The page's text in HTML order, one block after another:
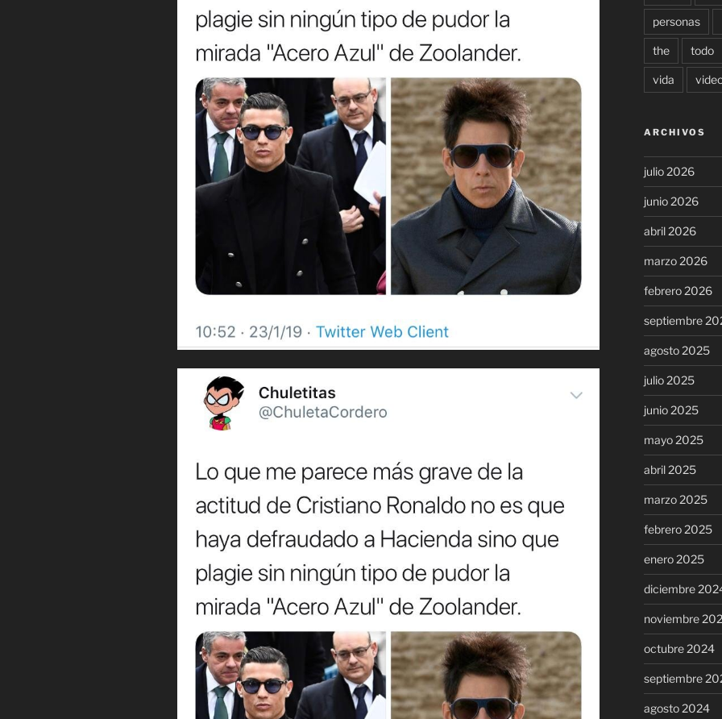
personas
the todo
vida
ARCHIVOS
julio 2026
junio 2026
abril 2026
marzo 2026
febrero 2026
septiembre
agosto 2025
julio 2025
junio 2025
mayo 2025
abril 2025
marzo 2025
febrero 2025
enero 2025
diciembre
noviembre
octubre 2024
septiembre
agosto 2024